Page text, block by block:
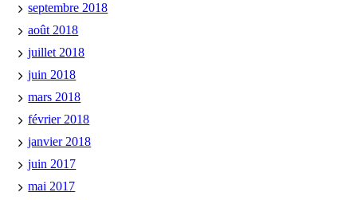
septembre 2018
août 2018
juillet 2018
juin 2018
mars 2018
février 2018
janvier 2018
juin 2017
mai 2017